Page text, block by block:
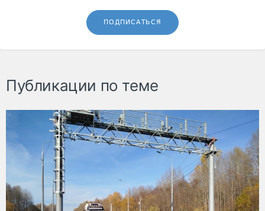
ПОДПИСАТЬСЯ
Публикации по теме